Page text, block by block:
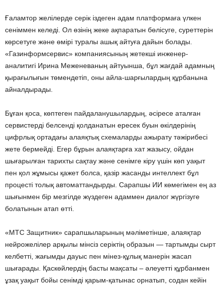
Ғаламтор желілерде серік іздеген адам платформаға үлкен
сеніммен келеді. Ол өзінің жеке ақпаратын бөлісуге, суреттерін
көрсетуге және өмірі туралы ашық айтуға дайын болады.
«Газинформсервис» компаниясының жетекші инженер-
аналитигі Ирина Меженеваның айтуынша, бұл жағдай адамның
қырағылығын төмендетіп, оны айла-шарғылардың құрбанына
айналдырады.
Бұған қоса, көптеген пайдаланушылардың, әсіресе аталған
сервистерді белсенді қолданатын ересек буын өкілдерінің
цифрлық ортадағы алаяқтық схемаларды ажырату тәжірибесі
жете бермейді. Егер бұрын алаяқтарға хат жазысу, ойдан
шығарылған тарихты сақтау және сенімге кіру үшін көп уақыт
пен қол жұмысы қажет болса, қазір жасанды интеллект бұл
процесті толық автоматтандырды. Сарапшы ИИ көмегімен ең аз
шығынмен бір мезгілде жүздеген адаммен диалог жүргізуге
болатынын атап өтті.
«МТС Защитник» сарапшыларының мәліметінше, алаяқтар
нейрожелілер арқылы мінсіз серіктің образын — тартымды сырт
келбетті, жағымды дауыс пен мінез-құлық манерін жасап
шығарады. Қаскөйлердің басты мақсаты – әлеуетті құрбанмен
ұзақ уақыт бойы сенімді қарым-қатынас орнатып, содан кейін